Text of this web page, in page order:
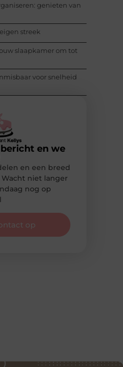
genieten van
streek
slaapkamer om tot
voor snelheid
en we
en een breed
niet langer
nog op
op